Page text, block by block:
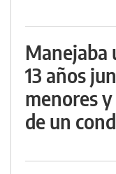
Manejaba
13 años
menores
de un